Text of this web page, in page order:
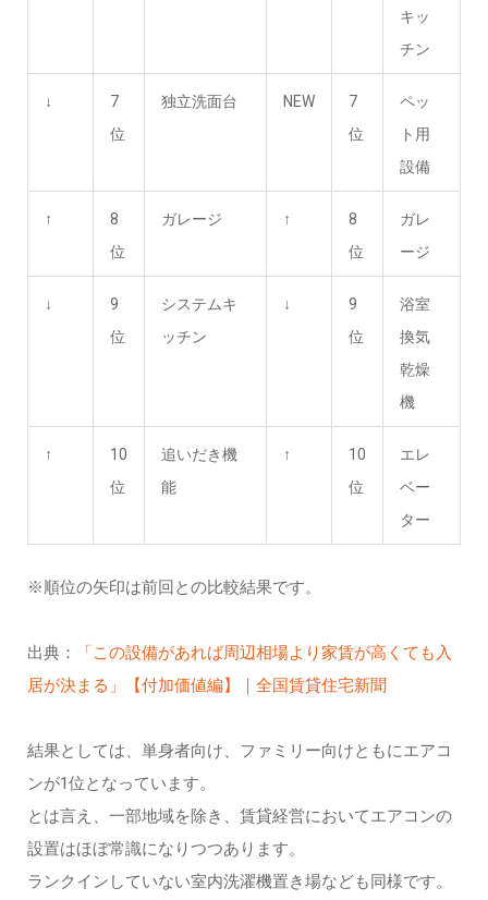
キッ
チン
↓
7
位
独立洗面台 NEW
7
位
ペッ
ト用
設備
↑
8
位
ガレージ ↑
8
位
ガレ
ージ
↓
9
位
システムキ
ッチン
↓
9
位
浴室
換気
乾燥
機
↑
10
位
追いだき機
能
↑
10
位
エレ
ベー
ター
※順位の矢印は前回との比較結果です。
出典：
「この設備があれば周辺相場より家賃が高くても入
居が決まる」【付加価値編】｜全国賃貸住宅新聞
結果としては、単身者向け、ファミリー向けともにエアコ
ンが1位となっています。
とは言え、一部地域を除き、賃貸経営においてエアコンの
設置はほぼ常識になりつつあります。
ランクインしていない室内洗濯機置き場なども同様です。